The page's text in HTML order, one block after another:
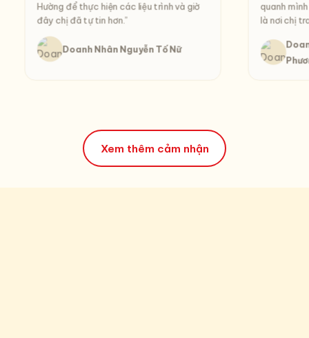
Hường để thực hiện các liệu trình và giờ
đây chị đã tự tin hơn.”
Doanh Nhân Nguyễn Tố Nữ
quanh
là nơi chị
Xem thêm cảm nhận